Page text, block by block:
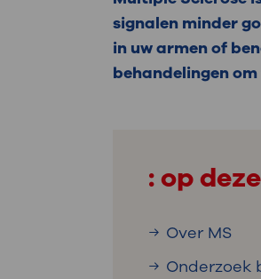
steeds verder uit,
we u sneller
Direct naar
signalen minder
in uw armen of
behandelingen
: op
Over MS
Onderzoek